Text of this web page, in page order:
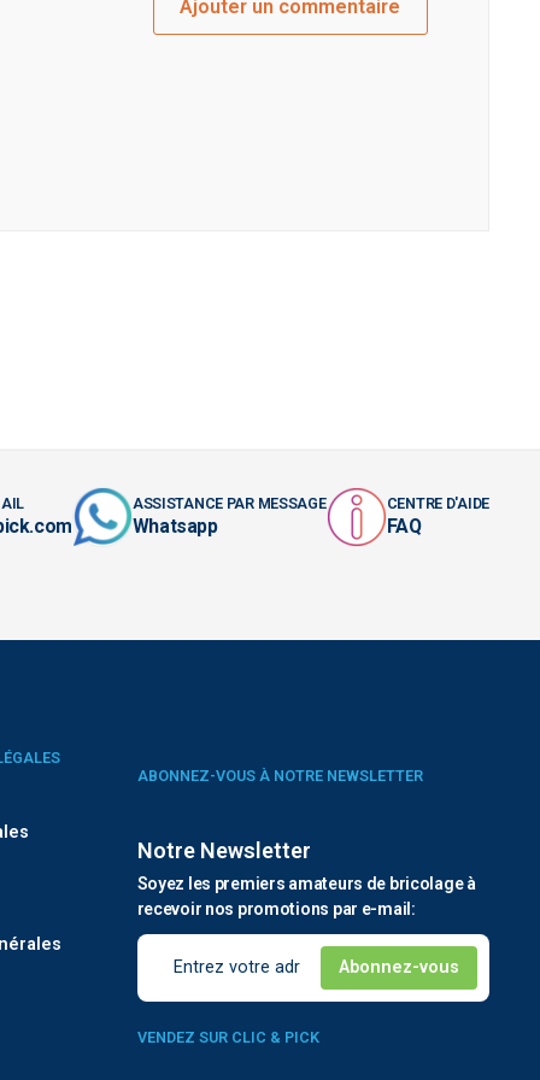
Ajouter un commentaire
ASSISTANCE PAR MESSAGE
Whatsapp
CENTRE D'AIDE
FAQ
ABONNEZ-VOUS À NOTRE NEWSLETTER
Notre Newsletter
Soyez les premiers amateurs de bricolage à
recevoir nos promotions par e-mail:
VENDEZ SUR CLIC & PICK